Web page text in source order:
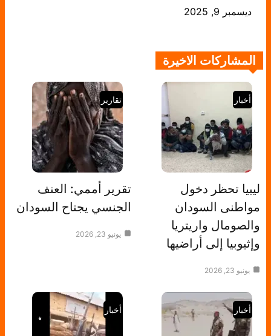
التاريخ
ديسمبر 9, 2025
المشاركات الاخيرة
أخبار
ليبيا تحظر دخول
مواطنى السودان
والصومال واريتريا
وإثيوبيا إلى أراضيها
يونيو 23, 2026
تقارير
تقرير أممي: العنف
الجنسي يجتاح السودان
يونيو 23, 2026
أخبار أخبار